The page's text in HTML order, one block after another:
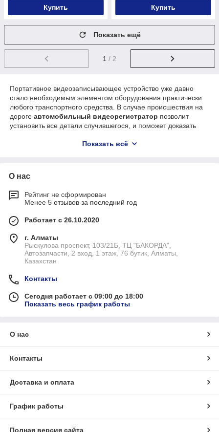
Купить Купить
Показать ещё
1 / 2
Портативное видеозаписывающее устройство уже давно
стало необходимым элементом оборудования практически
любого транспортного средства. В случае происшествия на
дороге автомобильный видеорегистратор позволит
установить все детали случившегося, и поможет доказать
Лучшие видеорегистраторыв отличном качестве
сотрудников ГАИ.
видеорегистраторов в ТОО САЙКОМ
Благодаря прямым торговым связям с ведущими
производителями, в нашем магазине вы сможете
видеорегистратор в Алматы
стоимости. Многие покупатели интересуются, чем эти
устройства отличаются друг от друга. Чтобы не ошибиться с
выбором икупить регистраторс оптимальным набором
функций, обратите внимание на следующие технические
● Разрешение видеоряда (в идеале 1920х1080 точек на
дюйм ‒ стандарт FullHD).
● Частота записи кадров (лучший вариант ‒ от 30 и более).
максимальное пространство.
● Размер и тип поддерживаемых карт памяти (SD или
microSD, желательно от 32 Gb).
Показать всё
О нас
Рейтинг не сформирован
Менее 5 отзывов за последний год
Работает с 26.10.2020
г. Алматы
Рыскулова проспект, 103/21Б, ТЦ "БАКОРДА",
Автозапчасти, 2 вход, 1 этаж, 76 бутик, Алматы,
Казахстан
Контакты
Сегодня работает с 09:00 до 18:00
Показать весь график работы
О нас
Контакты
Доставка и оплата
График работы
Полная версия сайта